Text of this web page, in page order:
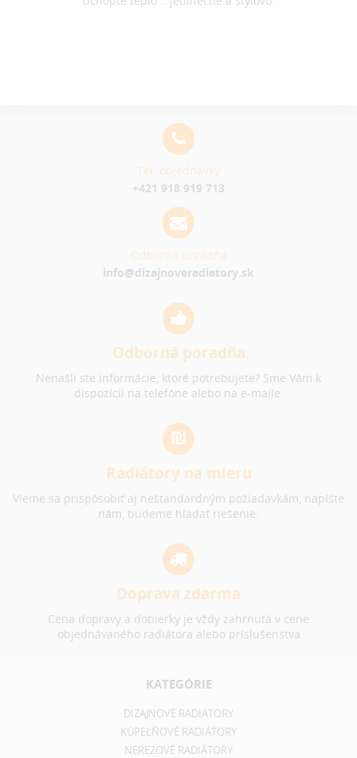
Tel. objednávky
+421 918 919 713
Odborná poradňa
info@dizajnoveradiatory.sk
Odborná poradňa
Nenašli ste informácie, ktoré potrebujete? Sme Vám k
dispozícii na telefóne alebo na e-maile.
Radiátory na mieru
Vieme sa prispôsobiť aj neštandardným požiadavkám, napíšte
nám, budeme hľadať riešenie.
Doprava zdarma
Cena dopravy a dobierky je vždy zahrnutá v cene
objednávaného radiátora alebo príslušenstva
KATEGÓRIE
DIZAJNOVÉ RADIÁTORY
KÚPEĽŇOVÉ RADIÁTORY
NEREZOVÉ RADIÁTORY